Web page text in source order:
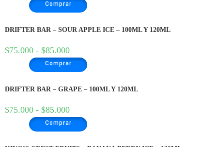
Comprar
DRIFTER BAR – SOUR APPLE ICE – 100ML Y 120ML
$75.000 - $85.000
Comprar
DRIFTER BAR – GRAPE – 100ML Y 120ML
$75.000 - $85.000
Comprar